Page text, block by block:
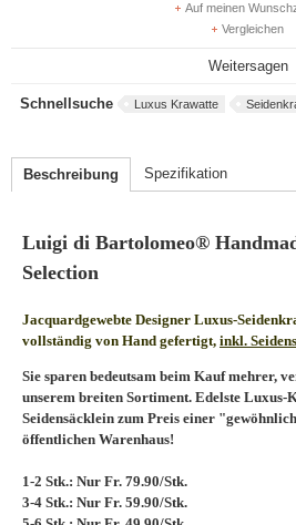
Auf meinen
Vergleichen
Weitersagen
Schnellsuche Luxus Krawatte
Beschreibung Spezifikation
Luigi di Bartolomeo®
Selection
Jacquardgewebte Designer Luxus-
vollständig von Hand gefertigt, inkl.
Sie sparen bedeutsam beim Kauf mehrer,
unserem breiten Sortiment. Edelste Luxus-
Seidensäcklein zum Preis einer
öffentlichen Warenhaus!
1-2 Stk.: Nur Fr. 79.90/Stk.
3-4 Stk.: Nur Fr. 59.90/Stk.